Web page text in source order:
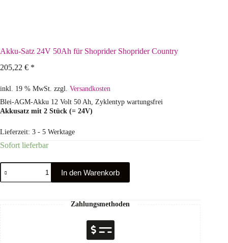
Akku-Satz 24V 50Ah für Shoprider Shoprider Country
205,22 € *
inkl. 19 % MwSt. zzgl. Versandkosten
Blei-AGM-Akku 12 Volt 50 Ah, Zyklentyp wartungsfrei
Akkusatz mit 2 Stück (= 24V)
Lieferzeit: 3 - 5 Werktage
Sofort lieferbar
In den Warenkorb
Zahlungsmethoden